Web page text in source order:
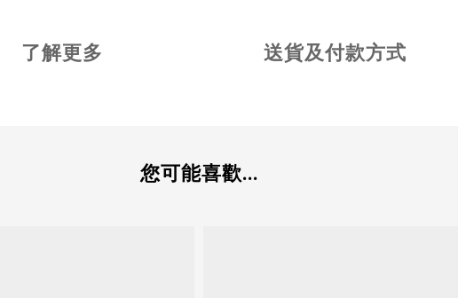
了解更多 送貨及付款方式
您可能喜歡...